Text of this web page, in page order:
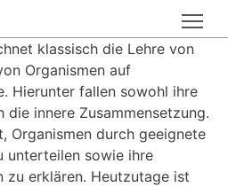
klassisch die Lehre von
Organismen auf
Hierunter fallen sowohl ihre
die innere Zusammensetzung.
Organismen durch geeignete
unterteilen sowie ihre
zu erklären. Heutzutage ist